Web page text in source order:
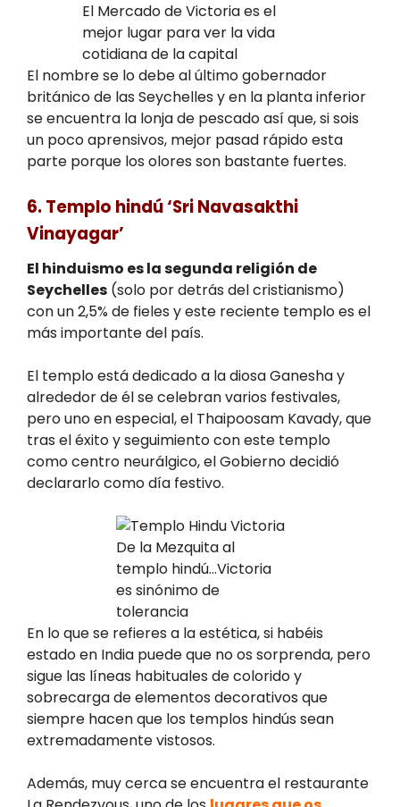
El Mercado de Victoria es el
mejor lugar para ver la vida
cotidiana de la capital
El nombre se lo debe al último gobernador
británico de las Seychelles y en la planta inferior
se encuentra la lonja de pescado así que, si sois
un poco aprensivos, mejor pasad rápido esta
parte porque los olores son bastante fuertes.
6. Templo hindú ‘Sri Navasakthi
Vinayagar’
El hinduismo es la segunda religión de
Seychelles (solo por detrás del cristianismo)
con un 2,5% de fieles y este reciente templo es el
más importante del país.
El templo está dedicado a la diosa Ganesha y
alrededor de él se celebran varios festivales,
pero uno en especial, el Thaipoosam Kavady, que
tras el éxito y seguimiento con este templo
como centro neurálgico, el Gobierno decidió
declararlo como día festivo.
De la Mezquita al
templo hindú…Victoria
es sinónimo de
tolerancia
En lo que se refieres a la estética, si habéis
estado en India puede que no os sorprenda, pero
sigue las líneas habituales de colorido y
sobrecarga de elementos decorativos que
siempre hacen que los templos hindús sean
extremadamente vistosos.
Además, muy cerca se encuentra el restaurante